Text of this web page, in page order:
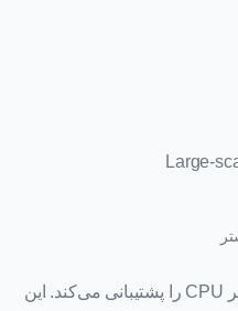
تا 144 هسته در هر CPU را پشتیبانی می‌کند. این